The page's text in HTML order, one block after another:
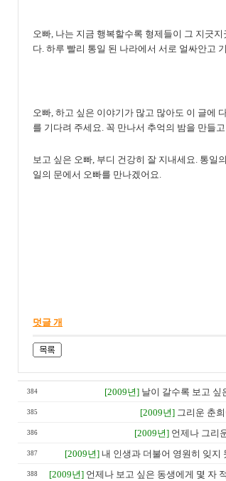
오빠, 나는 지금 행복할수록 형제들이 그 지긋
다. 하루 빨리 통일 된 나라에서 서로 얼싸안고
오빠, 하고 싶은 이야기가 많고 많아도 이 글에
를 기다려 주세요. 꼭 만나서 추억의 밤을 만들
보고 싶은 오빠, 부디 건강히 잘 지내세요. 통일
일의 문에서 오빠를 만나겠어요.
덧글 개
384 [2009년] 날이 갈수록 보고 싶
385 [2009년] 그리운 춘
386 [2009년] 언제나 그리
387 [2009년] 내 인생과 더불어 영원히 잊지
388 [2009년] 언제나 보고 싶은 동생에게 몇 자